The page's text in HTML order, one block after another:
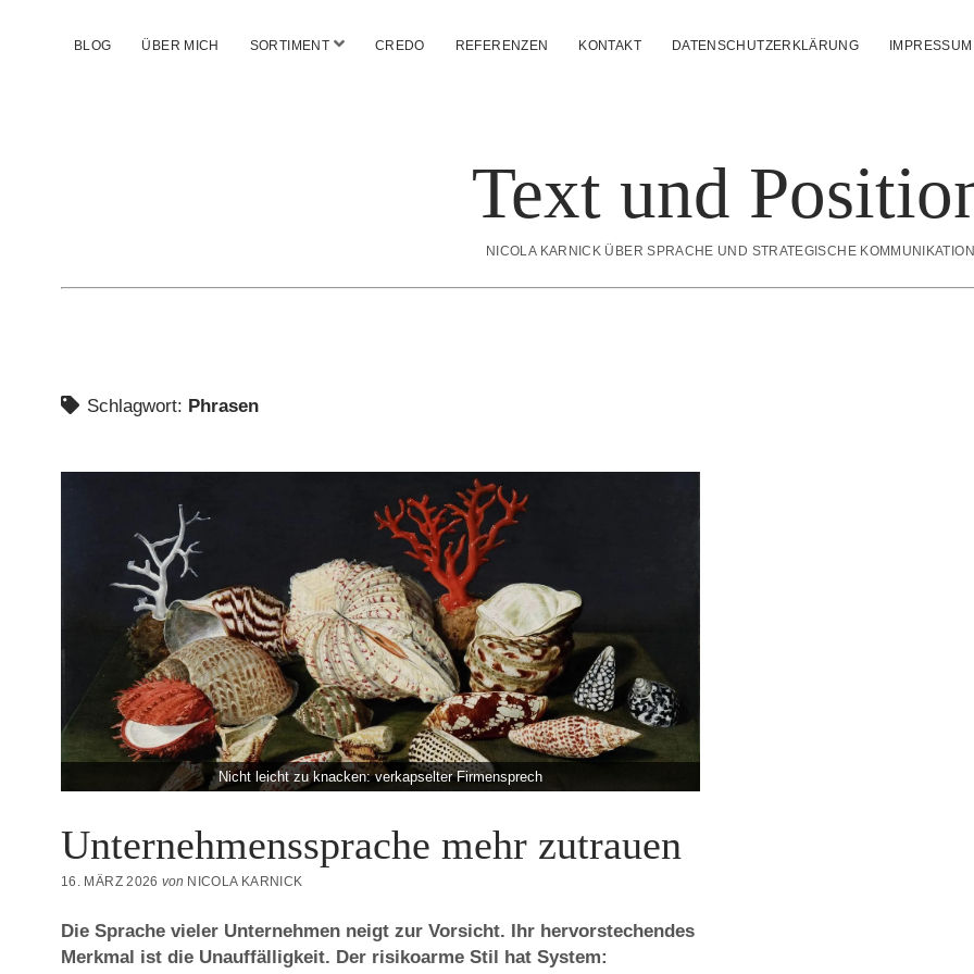
BLOG ÜBER MICH SORTIMENT MenüCREDO REFERENZEN KONTAKT DATENSCHUTZERKLÄRUNG IMPRESSUM
Text und
NICOLA KARNICK ÜBER SPRACHE UND STRATEGISCHE KOMMUNIKATION
Schlagwort: Phrasen
Nicht leicht zu knacken: verkapselter Firmensprech
Unternehmenssprache mehr zutrauen
16. MÄRZ 2026von NICOLA KARNICK
Die Sprache vieler Unternehmen neigt zur Vorsicht. Ihr hervorstechendes
Merkmal ist die Unauffälligkeit. Der risikoarme Stil hat System: